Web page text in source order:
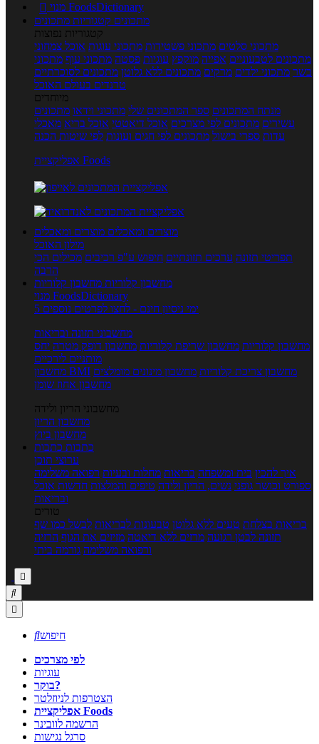

מנוי FoodsDictionary
מתכונים קטגוריות מתכונים
קטגוריות נפוצות
מתכוני סלטים מתכוני פשטידות מתכוני עוגות אוכל צמחוני
מתכונים לטבעוניים אפייה מוקפץ עוגיות פסטה מתכוני עוף מתכוני
בשר מתכוני ילדים מרקים מתכונים ללא גלוטן מתכונים לסוכרתיים
טרנדים בעולם האוכל
מיוחדים
מנתח המתכונים ספר המתכונים שלי מתכוני וידאו מתכונים
עשירים מתכונים לפי מצרכים אוכל דיאטטי אוכל בריא מאכלי
עדות ספרי בישול מתכונים לפי חגים ועונות לפי שיטות הכנה
אפליקציית Foods
מוצרים ומאכלים מוצרים ומאכלים
מילון האוכל
תפריטי תזונה ערכים תזונתיים חיפוש ע"פ רכיבים מכילים הכי
הרבה
מחשבון קלוריות מחשבון קלוריות
מנוי FoodsDictionary
5 ימי ניסיון חינם - לחצו לפרטים נוספים
מחשבוני תזונה ובריאות
מחשבון קלוריות מחשבון שריפת קלוריות מחשבון דופק מטרה יחס
מותניים לירכיים
מחשבון BMI
מחשבון צריכת קלוריות מחשבון מינונים מומלצים
מחשבון אחוז שומן
מחשבוני הריון ולידה
מחשבון הריון
מחשבון ביוץ
כתבות כתבות
ערוצי תוכן
איך להכין בית ומשפחה בריאות מחלות ובעיות רפואה משלימה
ספורט וכושר גופני נשים, הריון ולידה טיפים והמלצות חדשות אוכל
ובריאות
טורים
בריאות בצלחת טעים ללא גלוטן טבעונות לבריאות לבשל כמו שף
תזונה לבטן רגועה מרזים ללא דיאטה מזיזים את הגוף הרזיה
ורפואה משלימה גורמה ביתי



חיפוש
לפי מצרכים
עוגיות
בוקר?
הצטרפות לניוזלטר
אפליקציית Foods
הרשמה לוובינר
סרגל נגישות